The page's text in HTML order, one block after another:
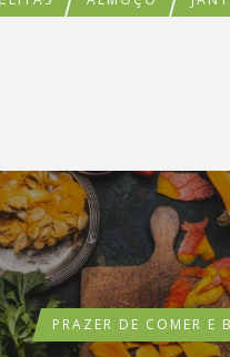
PRAZER DE COMER E